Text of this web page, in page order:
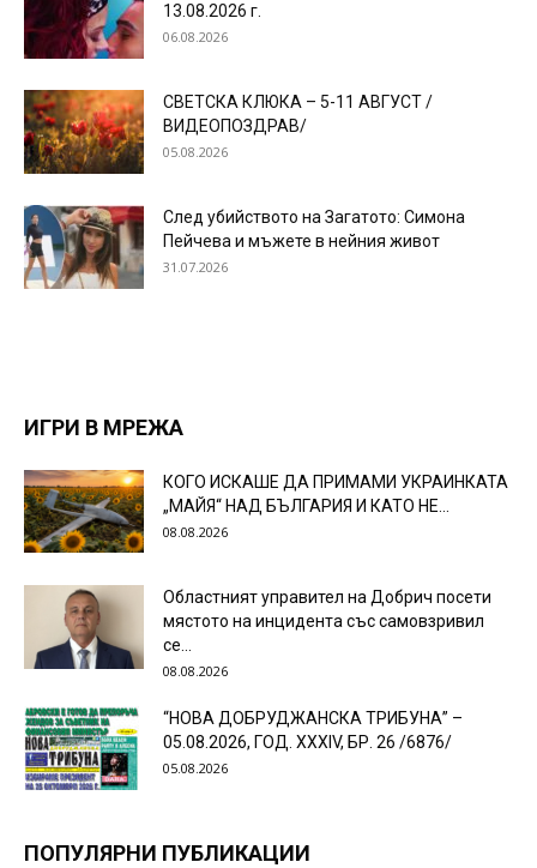
13.08.2026 г.
06.08.2026
СВЕТСКА КЛЮКА – 5-11 АВГУСТ /
ВИДЕОПОЗДРАВ/
05.08.2026
След убийството на Загатото: Симона
Пейчева и мъжете в нейния живот
31.07.2026
ИГРИ В МРЕЖА
КОГО ИСКАШЕ ДА ПРИМАМИ УКРАИНКАТА
„МАЙЯ“ НАД БЪЛГАРИЯ И КАТО НЕ...
08.08.2026
Областният управител на Добрич посети
мястото на инцидента със самовзривил
се...
08.08.2026
“НОВА ДОБРУДЖАНСКА ТРИБУНА” –
05.08.2026, ГОД. XXХIV, БР. 26 /6876/
05.08.2026
ПОПУЛЯРНИ ПУБЛИКАЦИИ